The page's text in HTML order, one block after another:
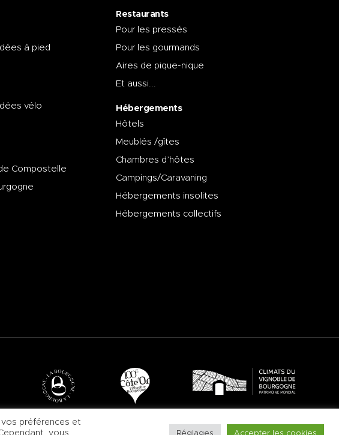
à pied
vélo
Compostelle
Restaurants
Pour les pressés
Pour les gourmands
Aires de pique-nique
Et aussi...
Hébergements
Hôtels
Meublés /gîtes
Chambres d’hôtes
Campings/Caravaning
Hébergements insolites
Hébergements collectifs
préférences et
vous
Réglages Accepter les cookies